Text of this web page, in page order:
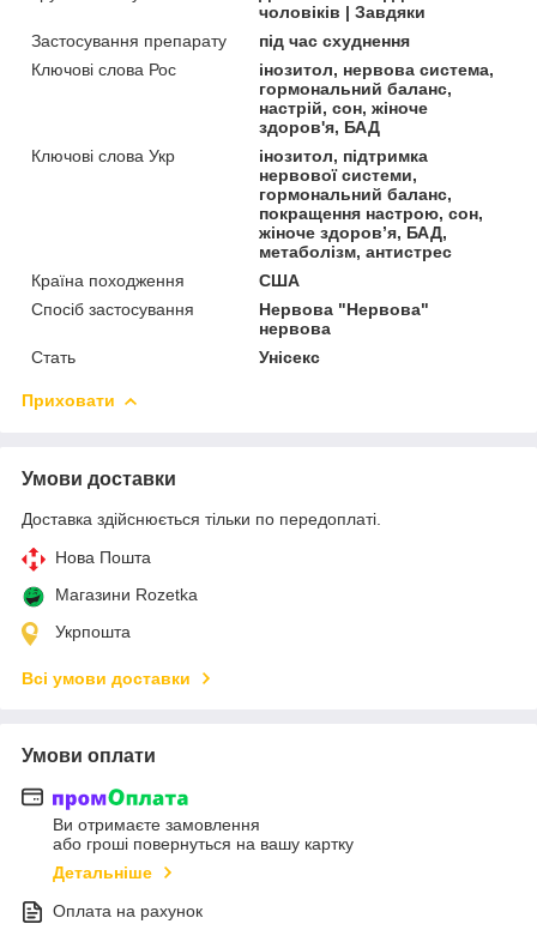
чоловіків | Завдяки
Застосування препарату
під час схуднення
Ключові слова Рос
інозитол, нервова система,
гормональний баланс,
настрій, сон, жіноче
здоров'я, БАД
Ключові слова Укр
інозитол, підтримка
нервової системи,
гормональний баланс,
покращення настрою, сон,
жіноче здоров’я, БАД,
метаболізм, антистрес
Країна походження
США
Спосіб застосування
Нервова "Нервова"
нервова
Стать
Унісекс
Приховати
Умови доставки
Доставка здійснюється тільки по передоплаті.
Нова Пошта
Магазини Rozetka
Укрпошта
Всі умови доставки
Умови оплати
Ви отримаєте замовлення
або гроші повернуться на вашу картку
Детальніше
Оплата на рахунок